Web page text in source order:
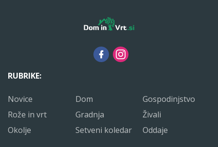
RUBRIKE:
Novice Dom
Gospodinjstvo
Rože in vrt
Gradnja
Živali
Okolje
Setveni koledar Oddaje